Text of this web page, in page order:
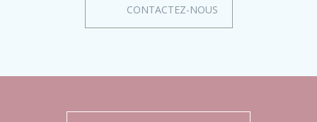
CONTACTEZ-NOUS